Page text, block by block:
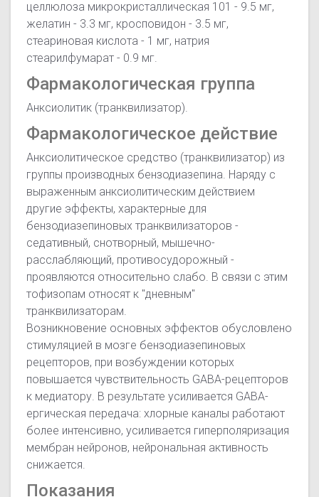
целлюлоза микрокристаллическая 101 - 9.5 мг,
желатин - 3.3 мг, кросповидон - 3.5 мг,
стеариновая кислота - 1 мг, натрия
стеарилфумарат - 0.9 мг.
Фармакологическая группа
Анксиолитик (транквилизатор).
Фармакологическое действие
Анксиолитическое средство (транквилизатор) из
группы производных бензодиазепина. Наряду с
выраженным анксиолитическим действием
другие эффекты, характерные для
бензодиазепиновых транквилизаторов -
седативный, снотворный, мышечно-
расслабляющий, противосудорожный -
проявляются относительно слабо. В связи с этим
тофизопам относят к "дневным"
транквилизаторам.
Возникновение основных эффектов обусловлено
стимуляцией в мозге бензодиазепиновых
рецепторов, при возбуждении которых
повышается чувствительность GABA-рецепторов
к медиатору. В результате усиливается GABA-
ергическая передача: хлорные каналы работают
более интенсивно, усиливается гиперполяризация
мембран нейронов, нейрональная активность
снижается.
Показания